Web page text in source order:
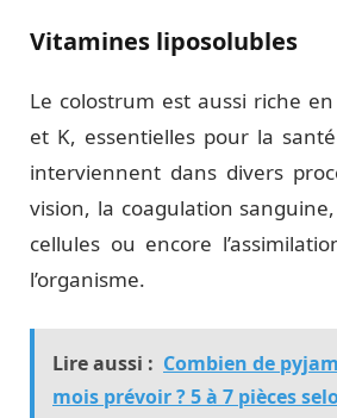
Vitamines liposolubles
Le colostrum est aussi riche
et K, essentielles pour la
interviennent dans divers
vision, la coagulation
cellules ou encore
l’organisme.
Lire aussi : Combien de
mois prévoir ? 5 à 7 pièces